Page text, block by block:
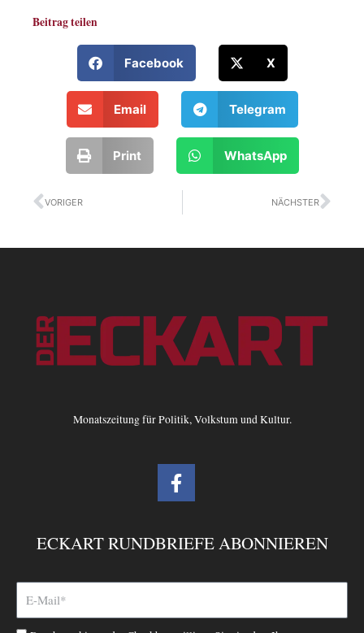
Beitrag teilen
Facebook X
Email Telegram
Print WhatsApp
Zurück
VORIGER NÄCHSTER
Monatszeitung für Politik, Volkstum und Kultur.
F
a
b
o
-
ECKART RUNDBRIEFE ABONNIEREN